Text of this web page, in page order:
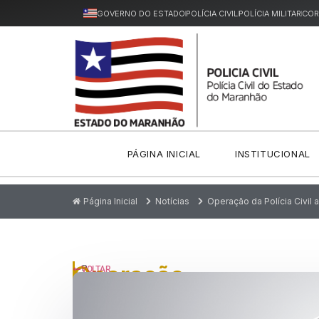
GOVERNO DO ESTADOPOLÍCIA CIVILPOLÍCIA MILITAR
PÁGINA INICIAL INSTITUCIONAL
Página Inicial Notícias Operação da Polícia Civil
P
Operação
VOLTAR